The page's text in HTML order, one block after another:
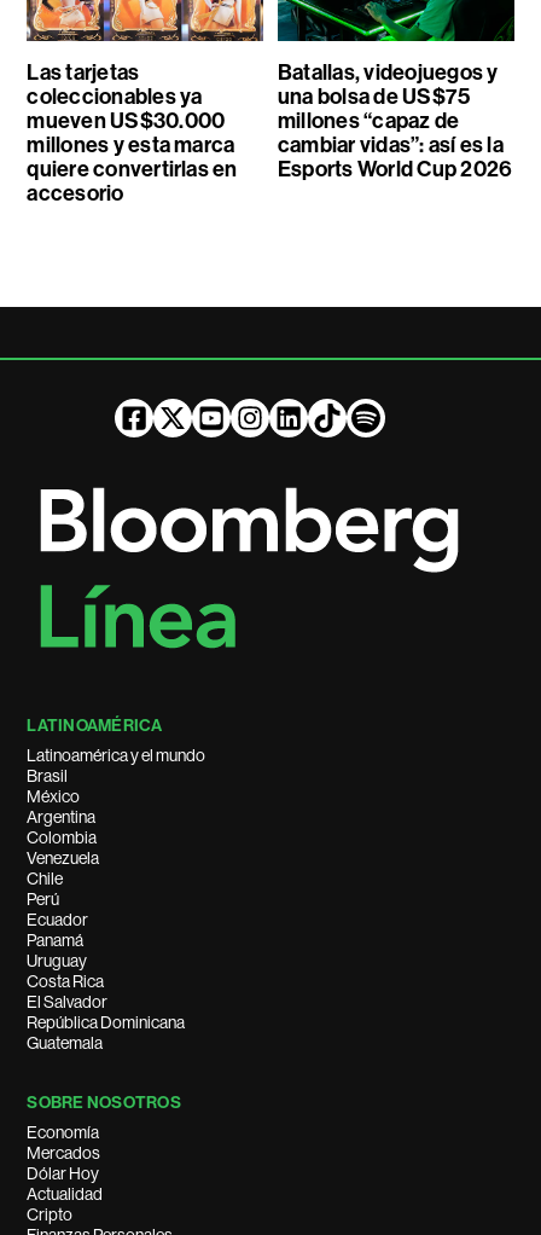
Las tarjetas
coleccionables ya
mueven US$30.000
millones y esta marca
quiere convertirlas en
accesorio
Batallas, videojuegos y
una bolsa de US$75
millones “capaz de
cambiar vidas”: así es la
Esports World Cup 2026
LATINOAMÉRICA
Latinoamérica y el mundo
Brasil
México
Argentina
Colombia
Venezuela
Chile
Perú
Ecuador
Panamá
Uruguay
Costa Rica
El Salvador
República Dominicana
Guatemala
SOBRE NOSOTROS
Economía
Mercados
Dólar Hoy
Actualidad
Cripto